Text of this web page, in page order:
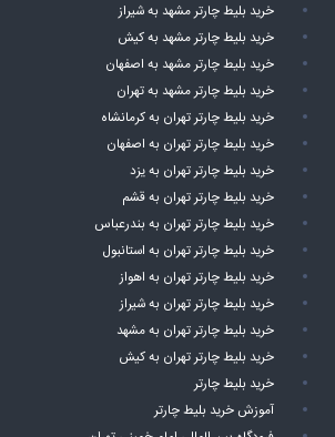
خرید بلیط چارتر مشهد به شیراز
خرید بلیط چارتر مشهد به کیش
خرید بلیط چارتر مشهد به اصفهان
خرید بلیط چارتر مشهد به تهران
خرید بلیط چارتر تهران به کرمانشاه
خرید بلیط چارتر تهران به اصفهان
خرید بلیط چارتر تهران به یزد
خرید بلیط چارتر تهران به قشم
خرید بلیط چارتر تهران به بندرعباس
خرید بلیط چارتر تهران به استانبول
خرید بلیط چارتر تهران به اهواز
خرید بلیط چارتر تهران به شیراز
خرید بلیط چارتر تهران به مشهد
خرید بلیط چارتر تهران به کیش
خرید بلیط چارتر
آموزش خرید بلیط چارتر